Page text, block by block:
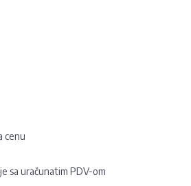
cenu
sa uračunatim PDV-om